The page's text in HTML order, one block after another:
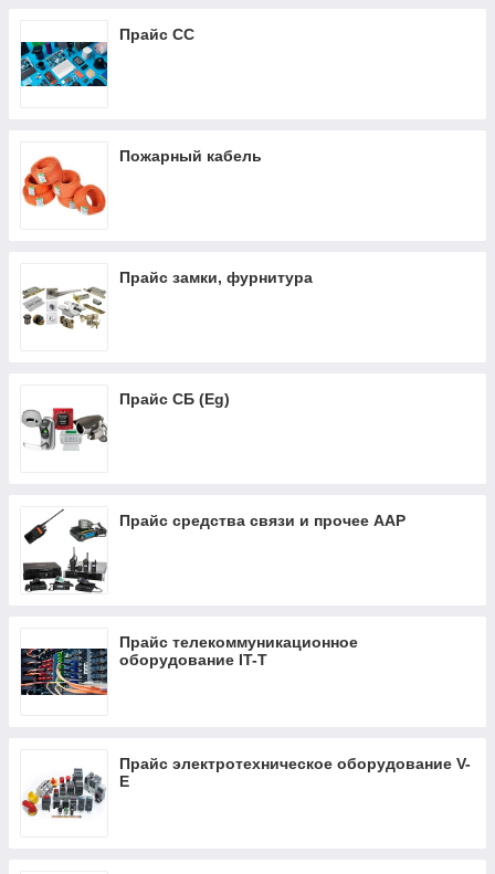
Прайс CC
Пожарный кабель
Прайс замки, фурнитура
Прайс СБ (Eg)
Прайс средства связи и прочее AAP
Прайс телекоммуникационное
оборудование IT-T
Прайс электротехническое оборудование V-
E